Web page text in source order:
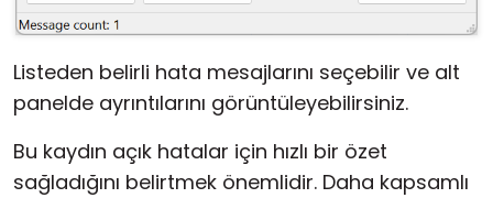
Listeden belirli hata mesajlarını seçebilir ve alt
panelde ayrıntılarını görüntüleyebilirsiniz.
Bu kaydın açık hatalar için hızlı bir özet
sağladığını belirtmek önemlidir. Daha kapsamlı